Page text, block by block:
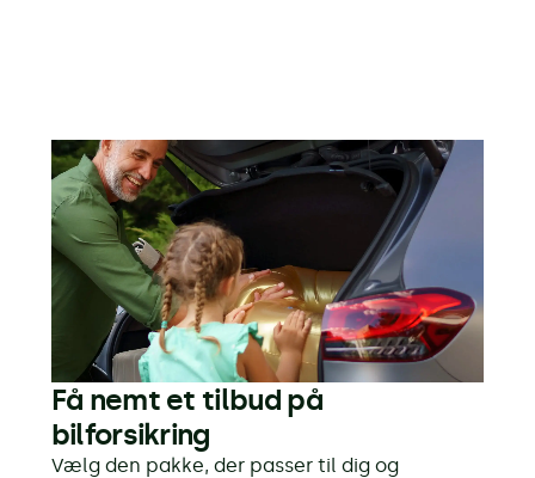
Få nemt et tilbud på
bilforsikring
Vælg den pakke, der passer til dig og